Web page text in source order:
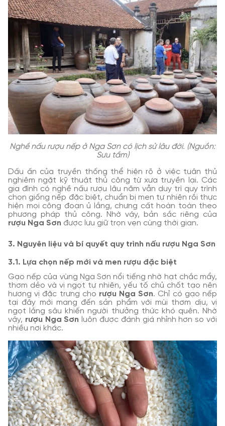
Nghề nấu rượu nếp ở Nga Sơn có lịch sử lâu đời. (Nguồn:
Sưu tầm)
Dấu ấn của truyền thống thể hiện rõ ở việc tuân thủ
nghiêm ngặt kỹ thuật thủ công từ xưa truyền lại. Các
gia đình có nghề nấu rượu lâu năm vẫn duy trì quy trình
chọn giống nếp đặc biệt, chuẩn bị men tự nhiên rồi thực
hiện mọi công đoạn ủ lắng, chưng cất hoàn toàn theo
phương pháp thủ công. Nhờ vậy, bản sắc riêng của
rượu Nga Sơn được lưu giữ trọn vẹn cùng thời gian.
3. Nguyên liệu và bí quyết quy trình nấu rượu Nga Sơn
3.1. Lựa chọn nếp mới và men rượu đặc biệt
Gạo nếp của vùng Nga Sơn nổi tiếng nhờ hạt chắc mẩy,
thơm dẻo và vị ngọt tự nhiên, yếu tố chủ chốt tạo nên
hương vị đặc trưng cho rượu Nga Sơn. Chỉ có gạo nếp
tại đây mới mang đến sản phẩm với mùi thơm dịu, vị
ngọt lắng sâu khiến người thưởng thức khó quên. Nhờ
vậy, rượu Nga Sơn luôn được đánh giá nhỉnh hơn so với
nhiều nơi khác.